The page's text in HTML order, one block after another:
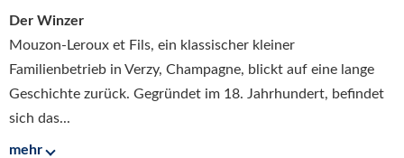
Der Winzer
Mouzon-Leroux et Fils, ein klassischer kleiner
Familienbetrieb in Verzy, Champagne, blickt auf eine lange
Geschichte zurück. Gegründet im 18. Jahrhundert, befindet
sich das...
mehr